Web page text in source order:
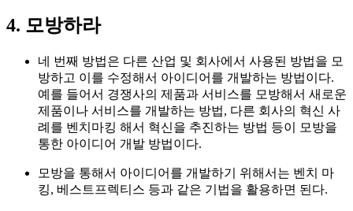
4. 모방하라
네 번째 방법은 다른 산업 및 회사에서 사용된 방법을 모
방하고 이를 수정해서 아이디어를 개발하는 방법이다.
예를 들어서 경쟁사의 제품과 서비스를 모방해서 새로운
제품이나 서비스를 개발하는 방법, 다른 회사의 혁신 사
례를 벤치마킹 해서 혁신을 추진하는 방법 등이 모방을
통한 아이디어 개발 방법이다.
모방을 통해서 아이디어를 개발하기 위해서는 벤치 마
킹, 베스트프렉티스 등과 같은 기법을 활용하면 된다.